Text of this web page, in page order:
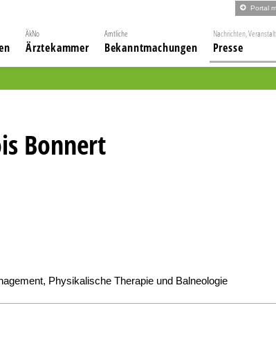
Portal
ÄkNo
Ärztekammer
Amtliche
Bekanntmachungen
Nachrichten,
Presse
Bonnert
Physikalische Therapie und Balneologie